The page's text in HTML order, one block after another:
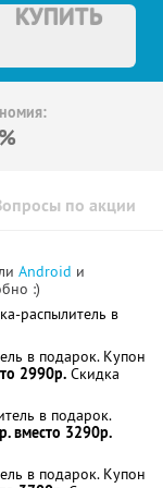
КУПИТЬ
по акции
Android и
:)
распылитель в
в подарок. Купон
2990р. Скидка
в подарок.
вместо 3290р.
в подарок. Купон